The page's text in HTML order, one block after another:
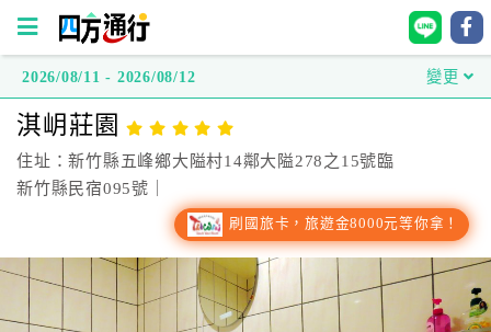
方
通
行
台
2026/08/11 - 2026/08/12 變更
淇岄莊園
住址：新竹縣五峰鄉大隘村14鄰大隘278之15號臨
新竹縣民宿095號｜
刷國旅卡，旅遊金8000元等你拿！